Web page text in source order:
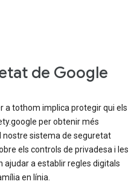
de Google
a tothom implica protegir qui els
per obtenir més
nostre sistema de seguretat
els controls de privadesa i les
ajudar a establir regles digitals
en línia.